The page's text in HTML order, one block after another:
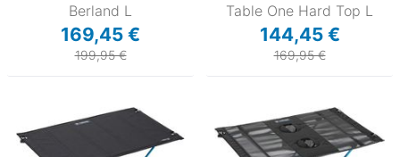
Berland L
169,45 €
199,95 €
Table One Hard Top L
144,45 €
169,95 €